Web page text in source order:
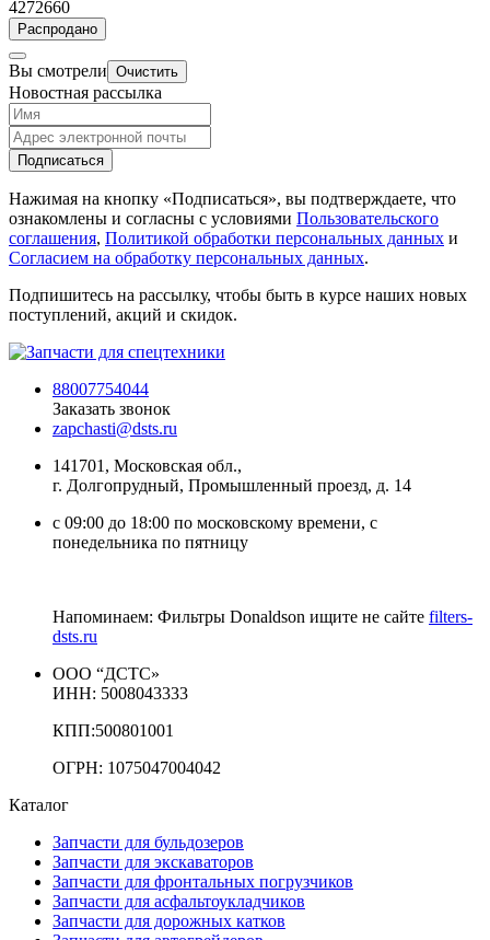
4272660
Распродано
Вы смотрели Очистить
Новостная рассылка
Подписаться
Нажимая на кнопку «Подписаться», вы подтверждаете, что
ознакомлены и согласны с условиями Пользовательского
соглашения, Политикой обработки персональных данных и
Согласием на обработку персональных данных.
Подпишитесь на рассылку, чтобы быть в курсе наших новых
поступлений, акций и скидок.
88007754044
Заказать звонок
zapchasti@dsts.ru
141701, Московская обл.,
г. Долгопрудный, Промышленный проезд, д. 14
с 09:00 до 18:00 по московскому времени, с
понедельника по пятницу
Напоминаем: Фильтры Donaldson ищите не сайте filters-
dsts.ru
ООО “ДСТС»
ИНН: 5008043333
КПП:500801001
ОГРН: 1075047004042
Каталог
Запчасти для бульдозеров
Запчасти для экскаваторов
Запчасти для фронтальных погрузчиков
Запчасти для асфальтоукладчиков
Запчасти для дорожных катков